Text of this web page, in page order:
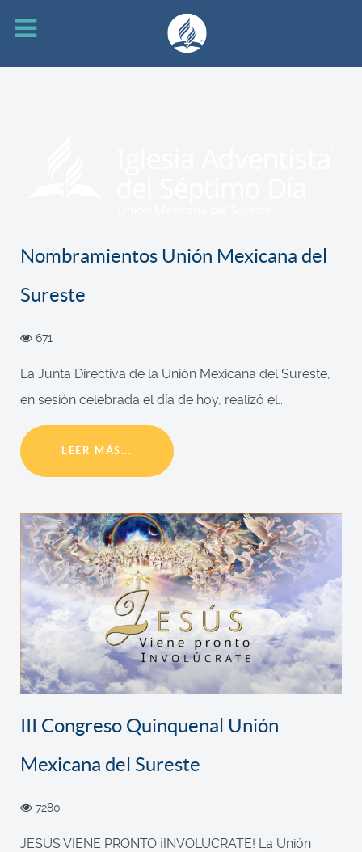
Nombramientos Unión Mexicana del
Sureste
671
La Junta Directiva de la Unión Mexicana del Sureste,
en sesión celebrada el día de hoy, realizó el...
LEER MÁS...
III Congreso Quinquenal Unión
Mexicana del Sureste
7280
JESÚS VIENE PRONTO ¡INVOLUCRATE! La Unión